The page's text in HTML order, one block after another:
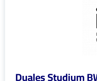
Duales Studium